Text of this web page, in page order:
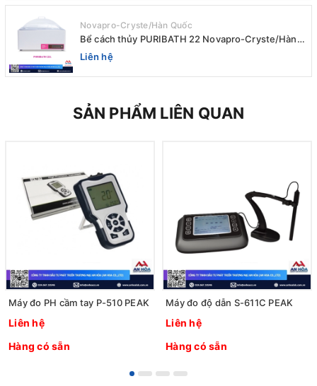
Novapro-Cryste/Hàn Quốc
Bể cách thủy PURIBATH 22 Novapro-Cryste/Hàn
Quốc
Liên hệ
SẢN PHẨM LIÊN QUAN
Máy đo PH cầm tay P-510 PEAK
Liên hệ
Hàng có sẵn
Máy đo độ dẫn S-611C PEAK
Liên hệ
Hàng có sẵn